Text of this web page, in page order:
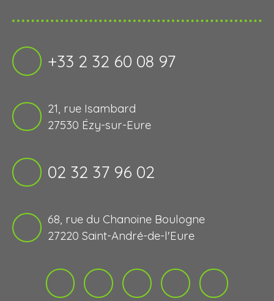
+33 2 32 60 08 97
21, rue Isambard
27530 Ézy-sur-Eure
02 32 37 96 02
68, rue du Chanoine Boulogne
27220 Saint-André-de-l'Eure